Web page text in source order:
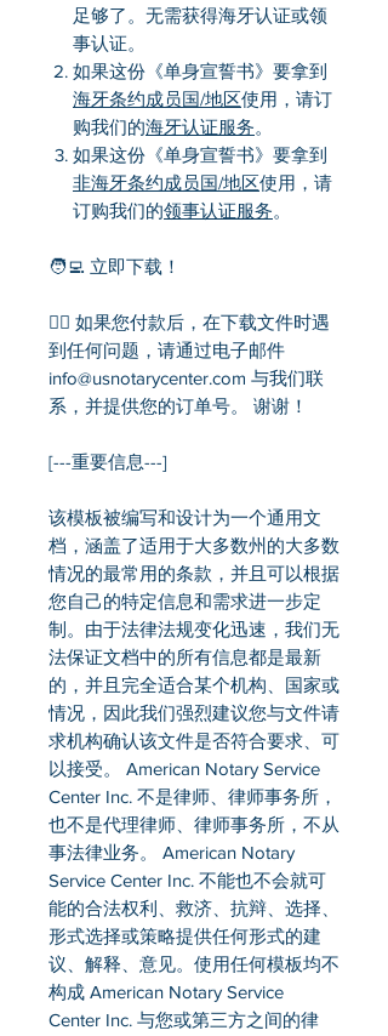
足够了。无需获得海牙认证或领
事认证。
如果这份《单身宣誓书》要拿到
海牙条约成员国/地区使用，请订
购我们的海牙认证服务。
如果这份《单身宣誓书》要拿到
非海牙条约成员国/地区使用，请
订购我们的领事认证服务。
🧑‍💻 立即下载！
💁‍♂️ 如果您付款后，在下载文件时遇
到任何问题，请通过电子邮件
info@usnotarycenter.com 与我们联
系，并提供您的订单号。 谢谢！
[---重要信息---]
该模板被编写和设计为一个通用文
档，涵盖了适用于大多数州的大多数
情况的最常用的条款，并且可以根据
您自己的特定信息和需求进一步定
制。由于法律法规变化迅速，我们无
法保证文档中的所有信息都是最新
的，并且完全适合某个机构、国家或
情况，因此我们强烈建议您与文件请
求机构确认该文件是否符合要求、可
以接受。 American Notary Service
Center Inc. 不是律师、律师事务所，
也不是代理律师、律师事务所，不从
事法律业务。 American Notary
Service Center Inc. 不能也不会就可
能的合法权利、救济、抗辩、选择、
形式选择或策略提供任何形式的建
议、解释、意见。使用任何模板均不
构成 American Notary Service
Center Inc. 与您或第三方之间的律